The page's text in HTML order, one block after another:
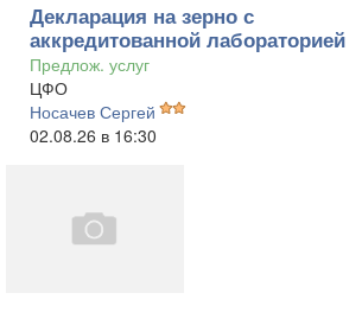
Декларация на зерно с
аккредитованной лабораторией
Предлож. услуг
ЦФО
Носачев Сергей
02.08.26 в 16:30